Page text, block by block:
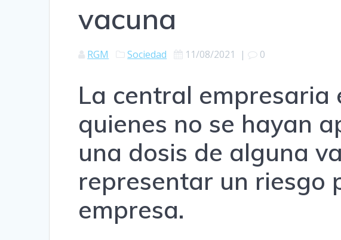
vacuna
RGM Sociedad 11/08/2021 | 0
La central empresaria
quienes no se hayan
una dosis de alguna
representar un riesgo
empresa.